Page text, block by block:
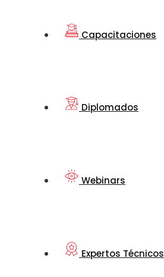
Capacitaciones
Diplomados
Webinars
Expertos Técnicos